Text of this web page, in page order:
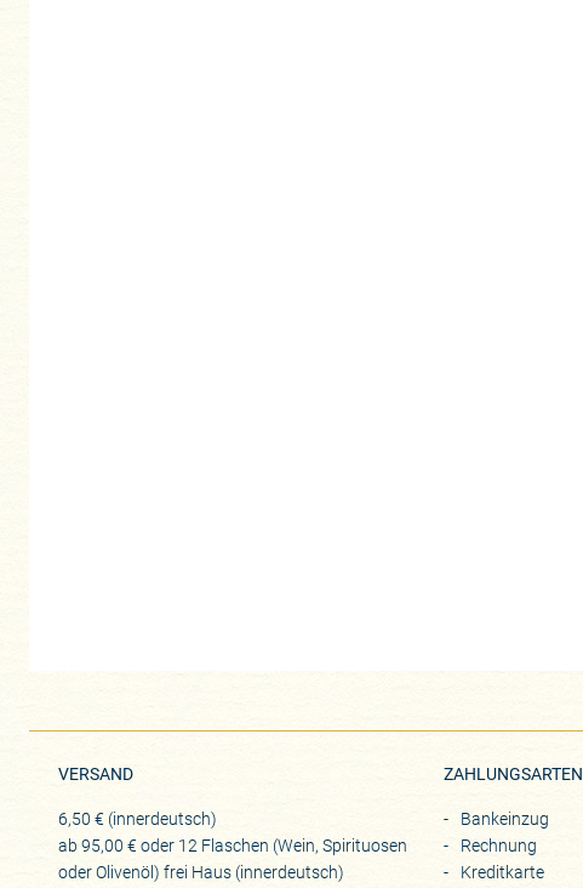
VERSAND
6,50 € (innerdeutsch)
ab 95,00 € oder 12 Flaschen (Wein, Spirituosen
oder Olivenöl) frei Haus (innerdeutsch)
ZAHLUNGSARTEN
Bankeinzug
Rechnung
Kreditkarte